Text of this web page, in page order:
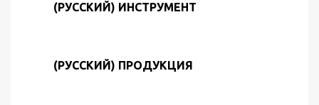
(РУССКИЙ) ИНСТРУМЕНТ
(РУССКИЙ) ПРОДУКЦИЯ